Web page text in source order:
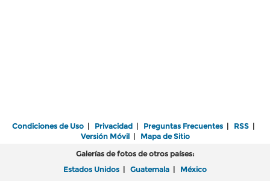
Condiciones de Uso | Privacidad | Preguntas Frecuentes | RSS |
Versión Móvil| Mapa de Sitio
Galerías de fotos de otros países:
Estados Unidos | Guatemala | México